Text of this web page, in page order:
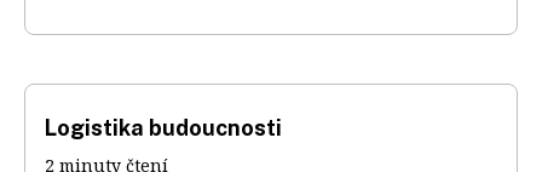
Logistika budoucnosti
2 minuty čtení